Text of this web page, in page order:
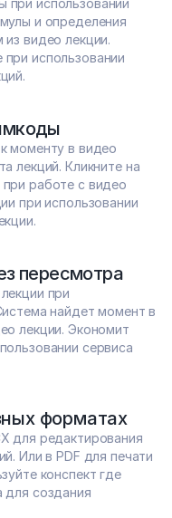
использовании
и определения
видео лекции.
использовании
моменту в видео
лекций. Кликните на
работе с видео
при использовании
пересмотра
при
найдет момент в
лекции. Экономит
сервиса
форматах
для редактирования
Или в PDF для печати
конспект где
для создания